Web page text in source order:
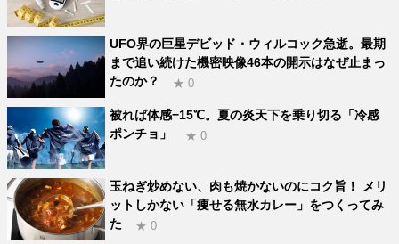
UFO界の巨星デビッド・ウィルコック急逝。最期
まで追い続けた機密映像46本の開示はなぜ止まっ
たのか？
★ 0
被れば体感−15℃。夏の炎天下を乗り切る「冷感
ポンチョ」
★ 0
玉ねぎ炒めない、肉も焼かないのにコク旨！ メリ
ットしかない「痩せる無水カレー」をつくってみ
た
★ 0